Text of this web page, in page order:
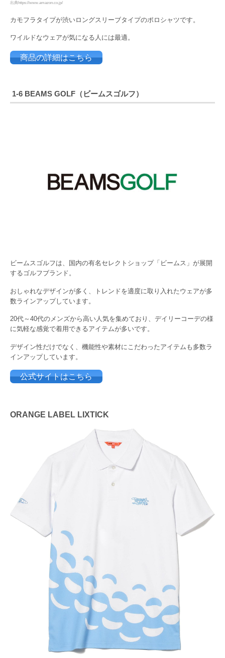
出典https://www.amazon.co.jp/
カモフラタイプが渋いロングスリーブタイプのポロシャツです。
ワイルドなウェアが気になる人には最適。
商品の詳細はこちら
1-6 BEAMS GOLF（ビームスゴルフ）
ビームスゴルフは、国内の有名セレクトショップ「ビームス」が展開
するゴルフブランド。
おしゃれなデザインが多く、トレンドを適度に取り入れたウェアが多
数ラインアップしています。
20代～40代のメンズから高い人気を集めており、デイリーコーデの様
に気軽な感覚で着用できるアイテムが多いです。
デザイン性だけでなく、機能性や素材にこだわったアイテムも多数ラ
インアップしています。
公式サイトはこちら
ORANGE LABEL LIXTICK